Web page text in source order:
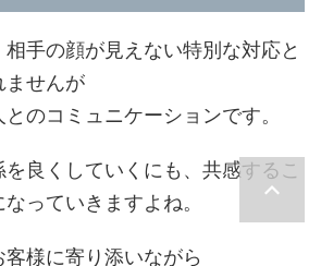
手の顔が見えない特別な対応と
ませんが
のコミュニケーションです。
良くしていくにも、共感するこ
っていきますよね。
様に寄り添いながら